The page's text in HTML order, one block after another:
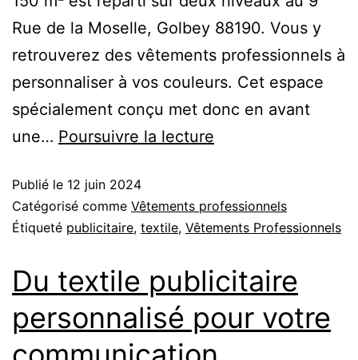
Rue de la Moselle, Golbey 88190. Vous y
retrouverez des vêtements professionnels à
personnaliser à vos couleurs. Cet espace
spécialement conçu met donc en avant
une… Poursuivre la lecture
Publié le 12 juin 2024
Catégorisé comme Vêtements professionnels
Étiqueté publicitaire, textile, Vêtements Professionnels
Du textile publicitaire
personnalisé pour votre